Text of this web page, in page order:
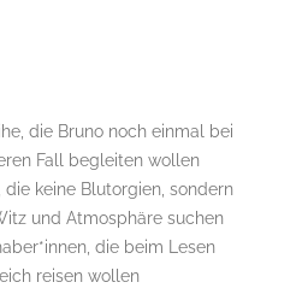
die Bruno noch einmal bei
Fall begleiten wollen
die keine Blutorgien, sondern
und Atmosphäre suchen
die beim Lesen
reisen wollen